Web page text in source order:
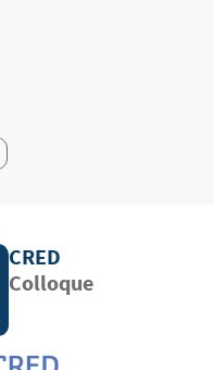
CRED
Colloque